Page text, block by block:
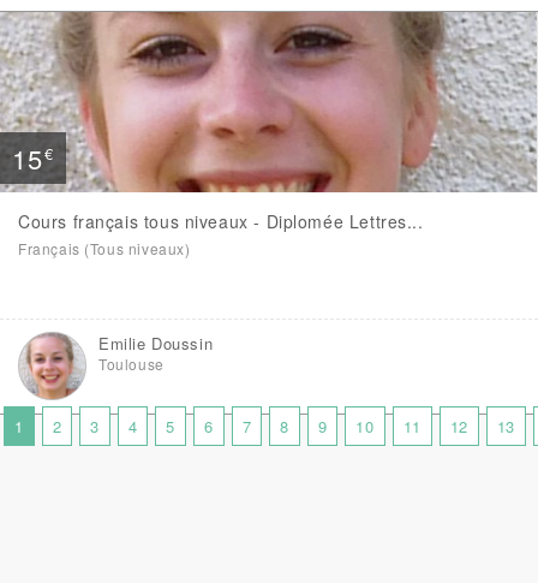
15€
Cours français tous niveaux - Diplomée Lettres...
Français (Tous niveaux)
Emilie Doussin
Toulouse
1 2 3 4 5 6 7 8 9 10 11 12 13